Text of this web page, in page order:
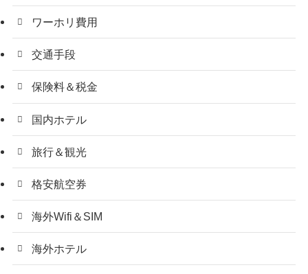
ワーホリ費用
交通手段
保険料＆税金
国内ホテル
旅行＆観光
格安航空券
海外Wifi＆SIM
海外ホテル